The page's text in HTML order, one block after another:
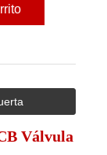
Válvula